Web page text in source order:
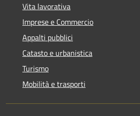
Vita lavorativa
Imprese e Commercio
Appalti pubblici
Catasto e urbanistica
Turismo
Mobilità e trasporti